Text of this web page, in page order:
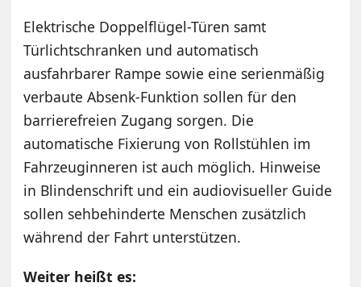
Elektrische Doppelflügel-Türen samt
Türlichtschranken und automatisch
ausfahrbarer Rampe sowie eine serienmäßig
verbaute Absenk-Funktion sollen für den
barrierefreien Zugang sorgen. Die
automatische Fixierung von Rollstühlen im
Fahrzeuginneren ist auch möglich. Hinweise
in Blindenschrift und ein audiovisueller Guide
sollen sehbehinderte Menschen zusätzlich
während der Fahrt unterstützen.
Weiter heißt es: